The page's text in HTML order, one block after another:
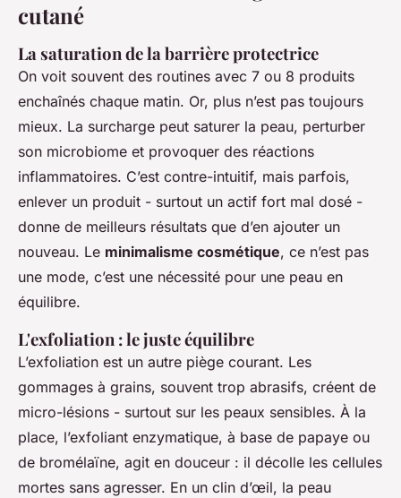
cutané
La saturation de la barrière protectrice
On voit souvent des routines avec 7 ou 8 produits
enchaînés chaque matin. Or, plus n’est pas toujours
mieux. La surcharge peut saturer la peau, perturber
son microbiome et provoquer des réactions
inflammatoires. C’est contre-intuitif, mais parfois,
enlever un produit - surtout un actif fort mal dosé -
donne de meilleurs résultats que d’en ajouter un
nouveau. Le minimalisme cosmétique, ce n’est pas
une mode, c’est une nécessité pour une peau en
équilibre.
L'exfoliation : le juste équilibre
L’exfoliation est un autre piège courant. Les
gommages à grains, souvent trop abrasifs, créent de
micro-lésions - surtout sur les peaux sensibles. À la
place, l’exfoliant enzymatique, à base de papaye ou
de bromélaïne, agit en douceur : il décolle les cellules
mortes sans agresser. En un clin d’œil, la peau